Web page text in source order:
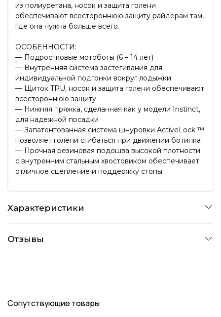
из полиуретана, носок и защита голени
обеспечивают всестороннюю защиту райдерам там,
где она нужна больше всего.
ОСОБЕННОСТИ:
— Подростковые мотоботы (6 – 14 лет)
— Внутренняя система застегивания для
индивидуальной подгонки вокруг лодыжки
— Щиток TPU, носок и защита голени обеспечивают
всестороннюю защиту
— Нижняя пряжка, сделанная как у модели Instinct,
для надежной посадки
— Запатентованная система шнуровки ActiveLock ™
позволяет голени сгибаться при движении ботинка
— Прочная резиновая подошва высокой плотности
с внутренним стальным хвостовиком обеспечивает
отличное сцепление и поддержку стопы
Характеристики
Отзывы
Сопутствующие товары